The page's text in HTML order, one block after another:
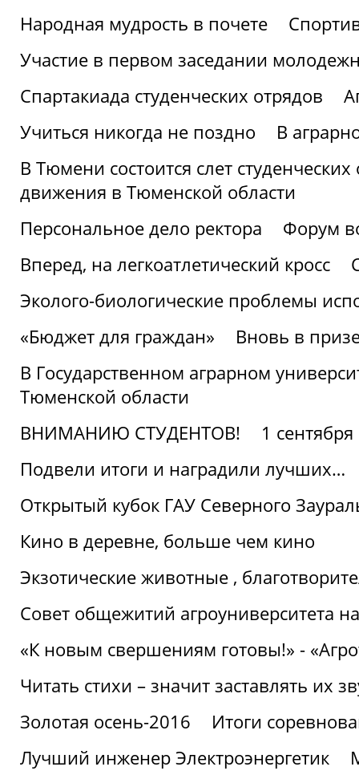
Народная мудрость в почете
Участие в первом заседании
Спартакиада студенческих отрядов
Учиться никогда не поздно
В
В Тюмени состоится слет
движения в Тюменской области
Персональное дело ректора
Форум
Вперед, на легкоатлетический кросс
Эколого-биологические проблемы
«Бюджет для граждан»
Вновь в
В Государственном аграрном
Тюменской области
ВНИМАНИЮ СТУДЕНТОВ!
1 сентября
Подвели итоги и наградили лучших…
Открытый кубок ГАУ Северного
Кино в деревне, больше чем кино
Экзотические животные ,
Совет общежитий агроуниверситета
«К новым свершениям готовы!» -
Читать стихи – значит заставлять их
Золотая осень-2016
Итоги
Лучший инженер Электроэнергетик